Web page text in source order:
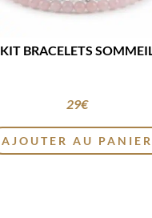
KIT BRACELETS SOMMEIL
29€
AJOUTER AU PANIER